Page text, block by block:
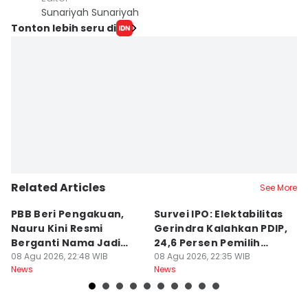
Sunariyah Sunariyah
Tonton lebih seru di
Related Articles See More
PBB Beri Pengakuan,
Nauru Kini Resmi
Berganti Nama Jadi
Naoero
08 Agu 2026, 22:48 WIB
News
Survei IPO: Elektabilitas
Gerindra Kalahkan PDIP,
24,6 Persen Pemilih
Masih Galau
08 Agu 2026, 22:35 WIB
News